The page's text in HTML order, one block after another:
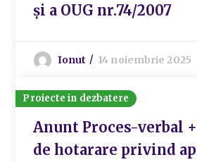
și a OUG nr.74/2007
Ionut 14 noiembrie 2025
Proiecte in dezbatere
Anunt Proces-verbal
de hotarare privind